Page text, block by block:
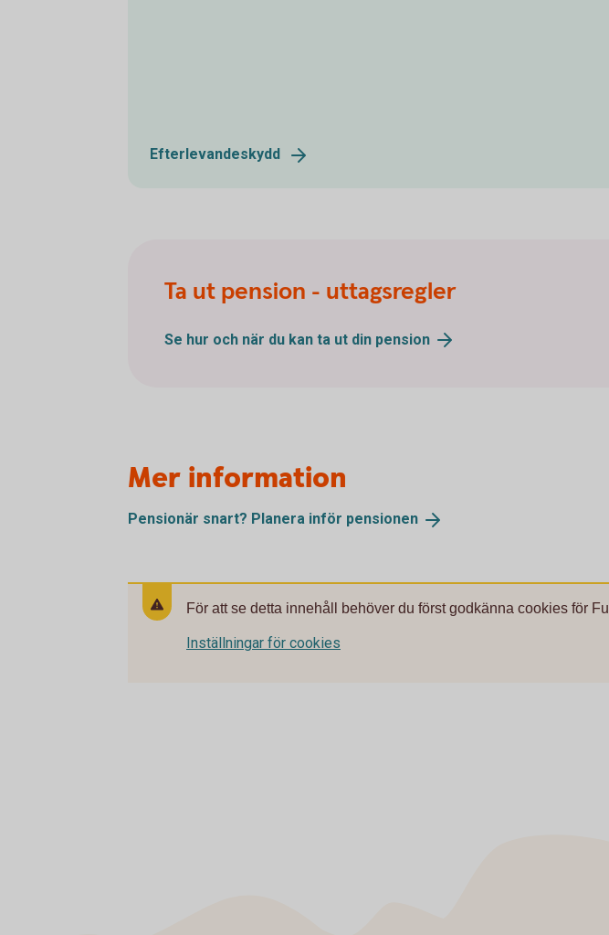
Efterlevandeskydd
Ta ut pension - uttagsregler
Se hur och när du kan ta ut din pension
Mer information
Pensionär snart? Planera inför pensionen
För att se detta innehåll behöver du först godkänna cookies för
Inställningar för cookies